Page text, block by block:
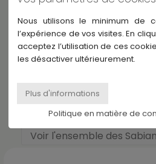
À propos de Sabian
Autres produits dans le
Voir l'ensemble des
Nous utilisons le minimum de
l’expérience de vos visites. En
acceptez l’utilisation de ces
les désactiver ultérieurement.
Politique en matière de